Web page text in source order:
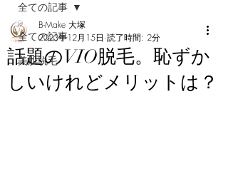
全ての記事
美肌脱毛
全ての記事
話題のVIO脱毛。恥ずか
しいけれどメリットは？
B-Make 大塚
2023年12月15日 読了時間: 2分